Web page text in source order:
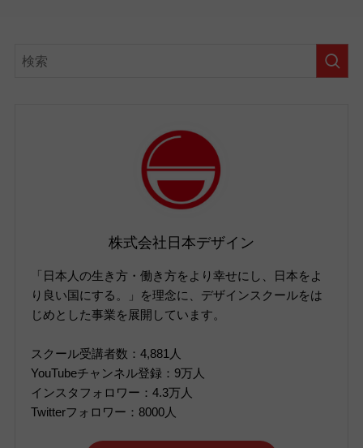
株式会社日本デザイン
「日本人の生き方・働き方をより幸せにし、日本をよ
り良い国にする。」を理念に、デザインスクールをは
じめとした事業を展開しています。
スクール受講者数：4,881人
YouTubeチャンネル登録：9万人
インスタフォロワー：4.3万人
Twitterフォロワー：8000人